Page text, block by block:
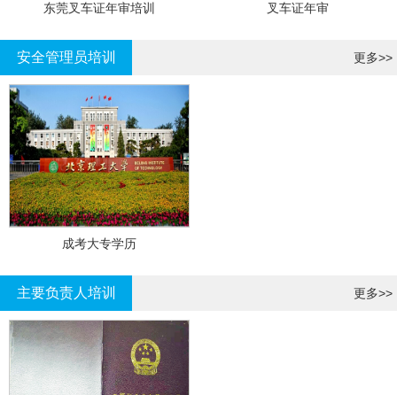
东莞叉车证年审培训 叉车证年审
安全管理员培训 更多>>
成考大专学历
主要负责人培训 更多>>